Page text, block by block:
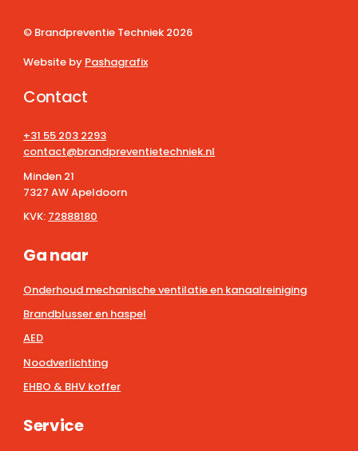
© Brandpreventie Techniek 2026
Website by Pashagrafix
Contact
+31 55 203 2293
contact@brandpreventietechniek.nl
Minden 21
7327 AW Apeldoorn
KVK: 72888180
Ga naar
Onderhoud mechanische ventilatie en kanaalreiniging
Brandblusser en haspel
AED
Noodverlichting
EHBO & BHV koffer
Service